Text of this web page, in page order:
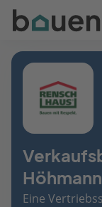
Bauen
Logo
Anmelden
Höhmann
Eine